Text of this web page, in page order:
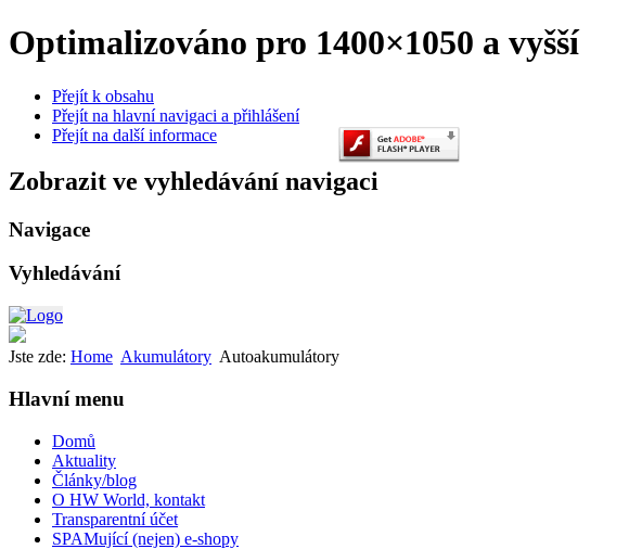
Optimalizováno pro 1400×1050 a vyšší
Přejít k obsahu
Přejít na hlavní navigaci a přihlášení
Přejít na další informace
Zobrazit ve vyhledávání navigaci
Navigace
Vyhledávání
Jste zde: Home Akumulátory Autoakumulátory
Hlavní menu
Domů
Aktuality
Články/blog
O HW World, kontakt
Transparentní účet
SPAMující (nejen) e-shopy